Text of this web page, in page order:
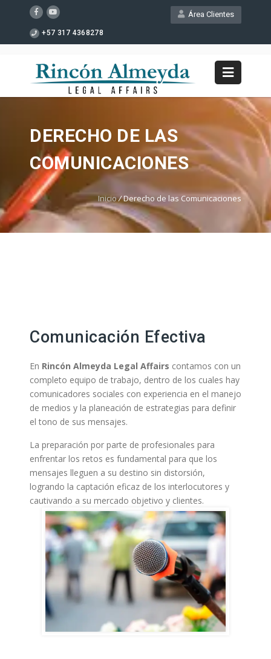
Área Clientes
+57 317 4368278
DERECHO DE LAS
COMUNICACIONES
Inicio/Derecho de las Comunicaciones
Comunicación Efectiva
En Rincón Almeyda Legal Affairs contamos con un
completo equipo de trabajo, dentro de los cuales hay
comunicadores sociales con experiencia en el manejo
de medios y la planeación de estrategias para definir
el tono de sus mensajes.
La preparación por parte de profesionales para
enfrentar los retos es fundamental para que los
mensajes lleguen a su destino sin distorsión,
logrando la captación eficaz de los interlocutores y
cautivando a su mercado objetivo y clientes.